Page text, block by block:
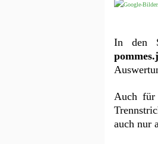
In den
Auch
auch nur